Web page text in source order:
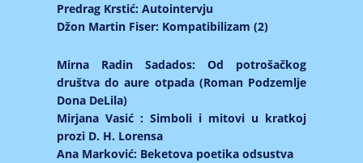
Predrag Krstić: Autointervju
Džon Martin Fiser: Kompatibilizam (2)
Mirna Radin Sadados: Od potrošačkog
društva do aure otpada (Roman Podzemlje
Dona DeLila)
Mirjana Vasić : Simboli i mitovi u kratkoj
prozi D. H. Lorensa
Ana Marković: Beketova poetika odsustva